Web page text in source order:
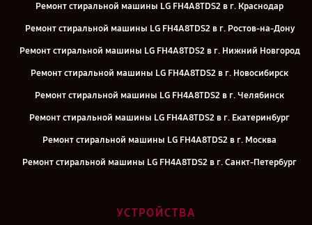
Ремонт стиральной машины LG FH4A8TDS2 в г. Краснодар
Ремонт стиральной машины LG FH4A8TDS2 в г. Ростов-на-Дону
Ремонт стиральной машины LG FH4A8TDS2 в г. Нижний Новгород
Ремонт стиральной машины LG FH4A8TDS2 в г. Новосибирск
Ремонт стиральной машины LG FH4A8TDS2 в г. Челябинск
Ремонт стиральной машины LG FH4A8TDS2 в г. Екатеринбург
Ремонт стиральной машины LG FH4A8TDS2 в г. Москва
Ремонт стиральной машины LG FH4A8TDS2 в г. Санкт-Петербург
УСТРОЙСТВА